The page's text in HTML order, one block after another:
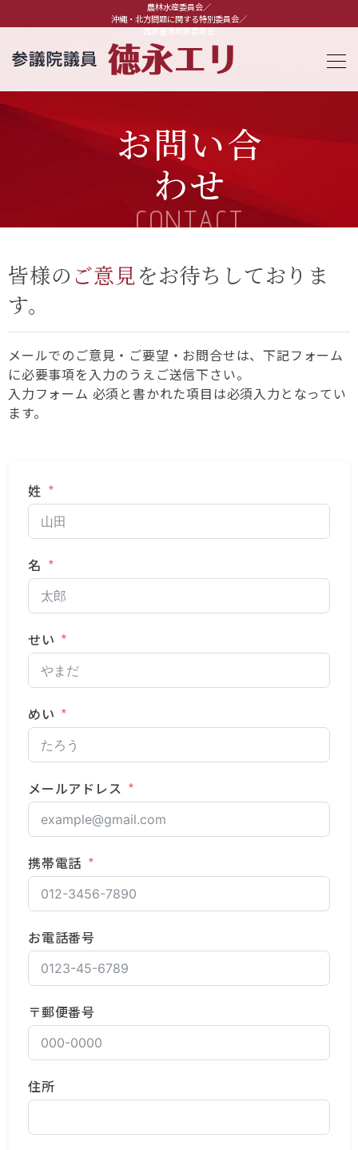
農林水産委員会／
沖縄・北方問題に関する特別委員会／
国家基本政策委員会
お問い合
わせ
CONTACT
皆様の ご意見をお待ちしておりま
す。
メールでのご意見・ご要望・お問合せは、下記フォーム
に必要事項を入力のうえご送信下さい。
入力フォーム 必須と書かれた項目は必須入力となってい
ます。
姓
名
せい
めい
メールアドレス
携帯電話
お電話番号
〒郵便番号
住所